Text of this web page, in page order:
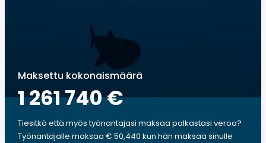
Maksettu kokonaismäärä
1 261 740 €
Tiesitkö että myös työnantajasi maksaa palkastasi veroa?
Työnantajalle maksaa € 50,440 kun hän maksaa sinulle